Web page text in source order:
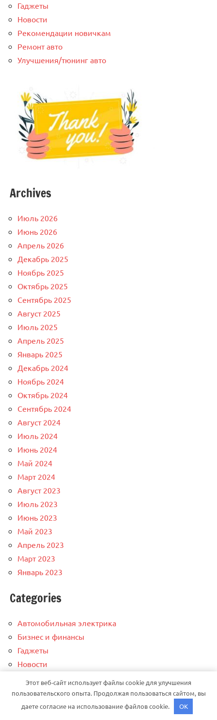
Гаджеты
Новости
Рекомендации новичкам
Ремонт авто
Улучшения/тюнинг авто
Archives
Июль 2026
Июнь 2026
Апрель 2026
Декабрь 2025
Ноябрь 2025
Октябрь 2025
Сентябрь 2025
Август 2025
Июль 2025
Апрель 2025
Январь 2025
Декабрь 2024
Ноябрь 2024
Октябрь 2024
Сентябрь 2024
Август 2024
Июль 2024
Июнь 2024
Май 2024
Март 2024
Август 2023
Июль 2023
Июнь 2023
Май 2023
Апрель 2023
Март 2023
Январь 2023
Categories
Автомобильная электрика
Бизнес и финансы
Гаджеты
Новости
Ремонт авто
Улучшения/тюнинг авто
Этот веб-сайт использует файлы cookie для улучшения
пользовательского опыта. Продолжая пользоваться сайтом, вы
даете согласие на использование файлов cookie.
OK